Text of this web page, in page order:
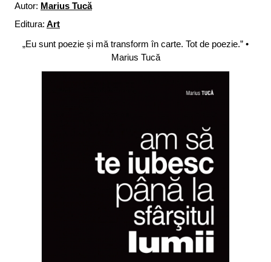
Autor: Marius Tucă
Editura: Art
„Eu sunt poezie și mă transform în carte. Tot de poezie.” •
Marius Tucă